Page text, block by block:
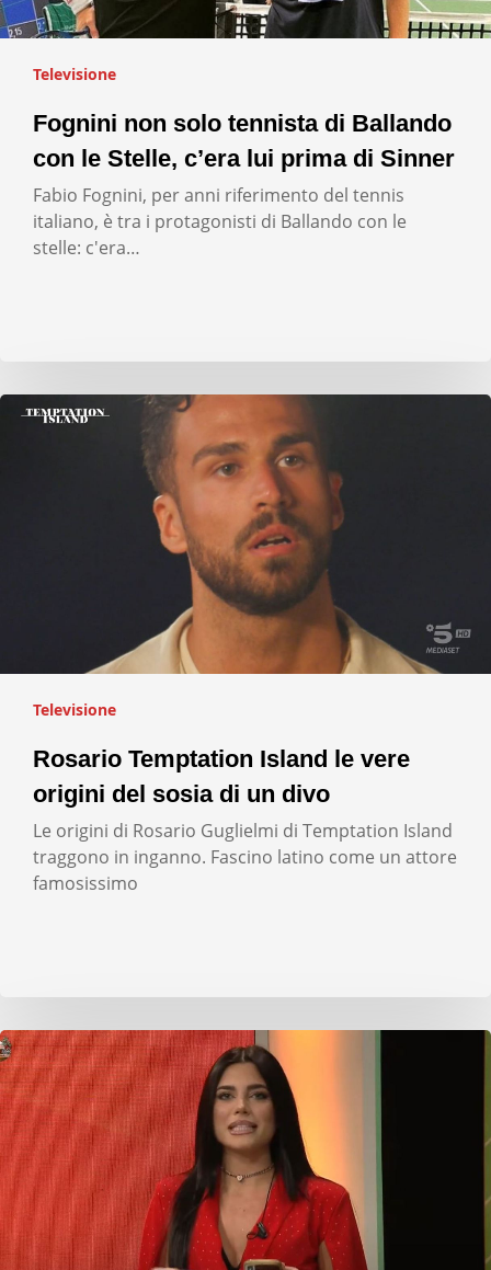
Televisione
Fognini non solo tennista di Ballando
con le Stelle, c’era lui prima di Sinner
Fabio Fognini, per anni riferimento del tennis
italiano, è tra i protagonisti di Ballando con le
stelle: c'era…
Televisione
Rosario Temptation Island le vere
origini del sosia di un divo
Le origini di Rosario Guglielmi di Temptation Island
traggono in inganno. Fascino latino come un attore
famosissimo